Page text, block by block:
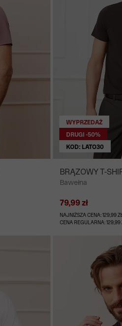
WYPRZEDAŻ
DRUGI -50%
KOD: LATO30
BRĄZOWY T-
Bawełna
79,99 zł
NAJNIŻSZA CENA: 129,99 ZŁ
CENA REGULARNA: 129,99